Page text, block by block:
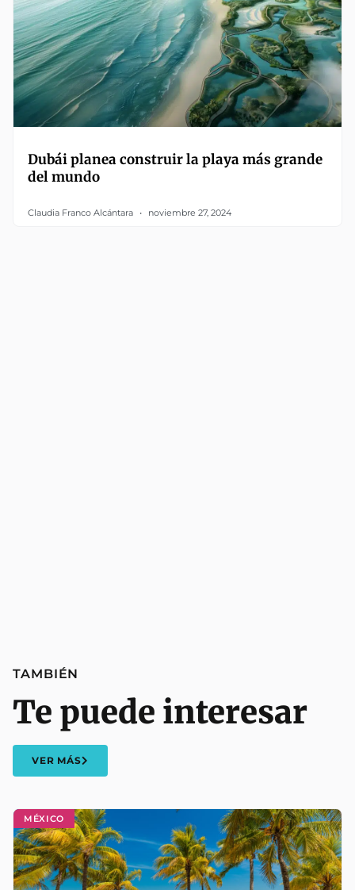
Dubái planea construir la playa más grande
del mundo
Claudia Franco Alcántara noviembre 27, 2024
MÉXICO
TAMBIÉN
Te puede interesar
VER MÁS